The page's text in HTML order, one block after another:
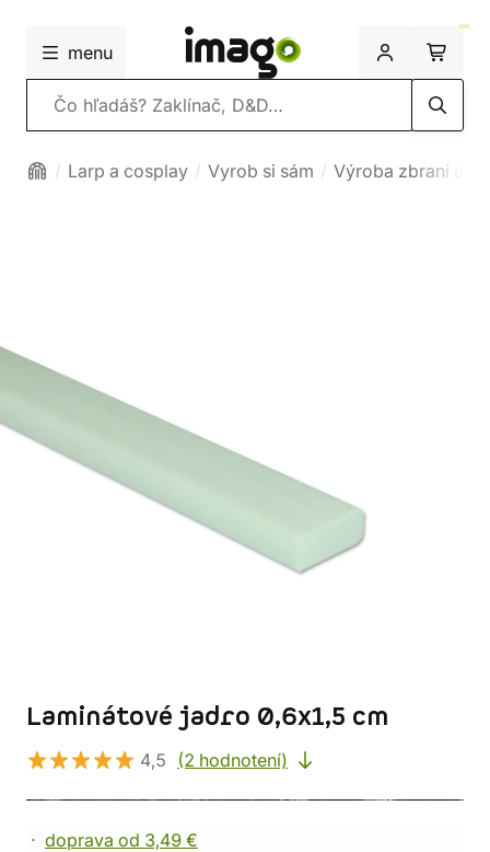
menu
Vyhľadávanie
Larp a cosplay Vyrob si sám Výroba zbraní a
Laminátové jadro 0,6x1,5 cm
4,5 (2 hodnotení)
doprava od 3,49 €